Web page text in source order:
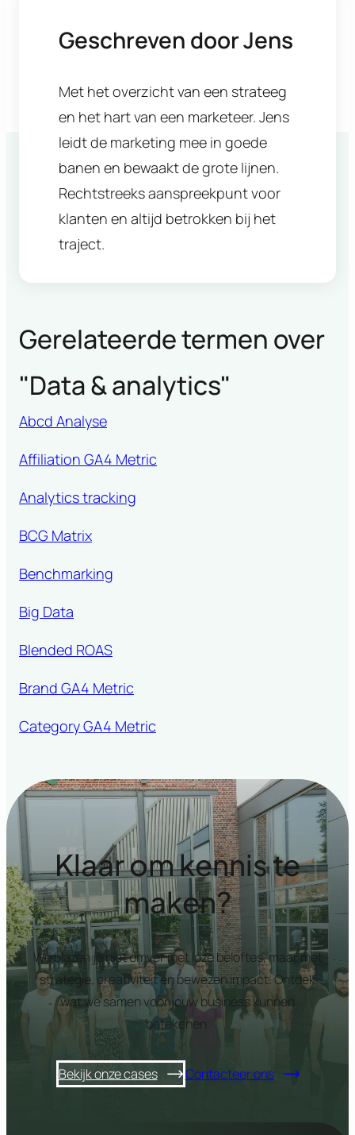
Geschreven doorJens
Met het overzicht van een strateeg
en het hart van een marketeer. Jens
leidt de marketing mee in goede
banen en bewaakt de grote lijnen.
Rechtstreeks aanspreekpunt voor
klanten en altijd betrokken bij het
traject.
Gerelateerde termen over
"Data & analytics"
Abcd Analyse
Affiliation GA4 Metric
Analytics tracking
BCG Matrix
Benchmarking
Big Data
Blended ROAS
Brand GA4 Metric
Category GA4 Metric
Klaar om kennis te
maken?
We blazen je niet omver met loze beloftes, maar met
strategie, creativiteit en bewezen impact. Ontdek
wat we samen voor jouw business kunnen
betekenen.
Bekijk onze cases Contacteer ons